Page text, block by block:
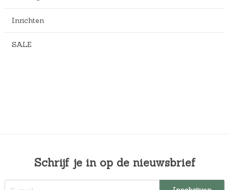
Inrichten
SALE
Schrijf je in op de nieuwsbrief